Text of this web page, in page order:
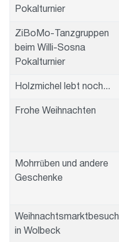
Pokalturnier
ZiBoMo-Tanzgruppen
beim Willi-Sosna
Pokalturnier
Holzmichel lebt noch...
Frohe Weihnachten
Mohrrüben und andere
Geschenke
Weihnachtsmarktbesuch
in Wolbeck